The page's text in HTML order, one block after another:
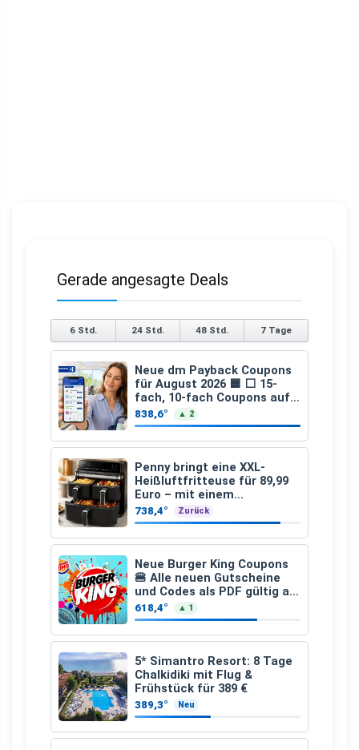
Gerade angesagte Deals
6 Std. 24 Std. 48 Std. 7 Tage
Neue dm Payback Coupons
für August 2026 🟦 ⬜ 15-
fach, 10-fach Coupons auf
den gesamten Einkauf ab 2
€
838,6° ▲ 2
Penny bringt eine XXL-
Heißluftfritteuse für 89,99
Euro – mit einem
besonderen Vorteil
738,4° Zurück
Neue Burger King Coupons
🍔 Alle neuen Gutscheine
und Codes als PDF gültig ab
25.07.2026 bis 04.09.2026
618,4° ▲ 1
5* Simantro Resort: 8 Tage
Chalkidiki mit Flug &
Frühstück für 389 €
389,3° Neu